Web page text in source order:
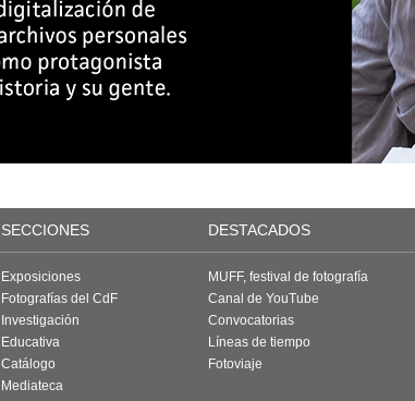
SECCIONES DESTACADOS
Exposiciones
Fotografías del CdF
Investigación
Educativa
Catálogo
Mediateca
MUFF, festival de fotografía
Canal de YouTube
Convocatorias
Líneas de tiempo
Fotoviaje